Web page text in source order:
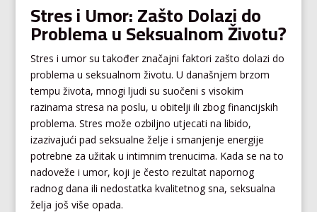
Stres i Umor: Zašto Dolazi do
Problema u Seksualnom Životu?
Stres i umor su također značajni faktori zašto dolazi do
problema u seksualnom životu. U današnjem brzom
tempu života, mnogi ljudi su suočeni s visokim
razinama stresa na poslu, u obitelji ili zbog financijskih
problema. Stres može ozbiljno utjecati na libido,
izazivajući pad seksualne želje i smanjenje energije
potrebne za užitak u intimnim trenucima. Kada se na to
nadoveže i umor, koji je često rezultat napornog
radnog dana ili nedostatka kvalitetnog sna, seksualna
želja još više opada.